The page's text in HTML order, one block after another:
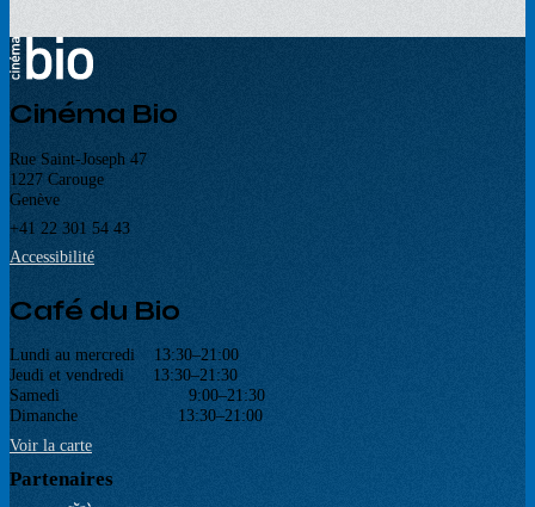
Cinéma Bio
Rue Saint-Joseph 47
1227 Carouge
Genève
+41 22 301 54 43
Accessibilité
Café du Bio
Lundi au mercredi 13:30–21:00
Jeudi et vendredi 13:30–21:30
Samedi 9:00–21:30
Dimanche 13:30–21:00
Voir la carte
Partenaires